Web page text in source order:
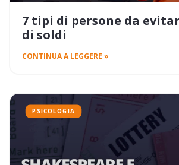
7 tipi di persone da
di soldi
CONTINUA A LEGGERE »
PSICOLOGIA